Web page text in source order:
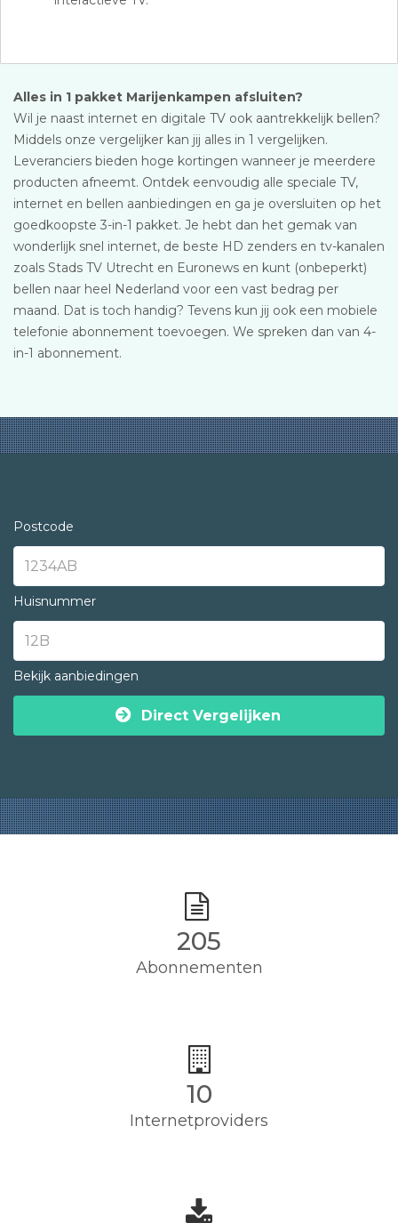
Alles in 1 pakket Marijenkampen afsluiten?
Wil je naast internet en digitale TV ook aantrekkelijk bellen?
Middels onze vergelijker kan jij alles in 1 vergelijken.
Leveranciers bieden hoge kortingen wanneer je meerdere
producten afneemt. Ontdek eenvoudig alle speciale TV,
internet en bellen aanbiedingen en ga je oversluiten op het
goedkoopste 3-in-1 pakket. Je hebt dan het gemak van
wonderlijk snel internet, de beste HD zenders en tv-kanalen
zoals Stads TV Utrecht en Euronews en kunt (onbeperkt)
bellen naar heel Nederland voor een vast bedrag per
maand. Dat is toch handig? Tevens kun jij ook een mobiele
telefonie abonnement toevoegen. We spreken dan van 4-
in-1 abonnement.
Postcode
Huisnummer
Bekijk aanbiedingen
Direct Vergelijken
205
Abonnementen
10
Internetproviders